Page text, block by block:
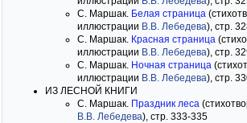
С. Маршак. Белая страница
иллюстрации В.В. Лебедева), стр.
С. Маршак. Красная страница
иллюстрации В.В. Лебедева), стр.
С. Маршак. Ночная страница
иллюстрации В.В. Лебедева), стр.
ИЗ ЛЕСНОЙ КНИГИ
С. Маршак. Праздник леса
В.В. Лебедева), стр. 333-335